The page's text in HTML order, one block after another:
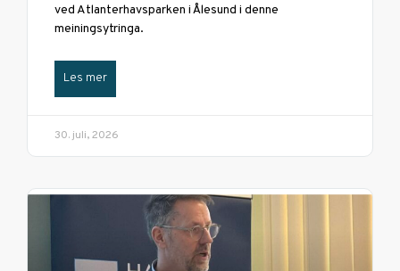
ved Atlanterhavsparken i Ålesund i denne
meiningsytringa.
Les mer
30. juli, 2026